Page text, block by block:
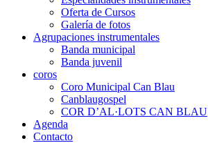
Oferta de Cursos
Galería de fotos
Agrupaciones instrumentales
Banda municipal
Banda juvenil
coros
Coro Municipal Can Blau
Canblaugospel
COR D’AL·LOTS CAN BLAU
Agenda
Contacto